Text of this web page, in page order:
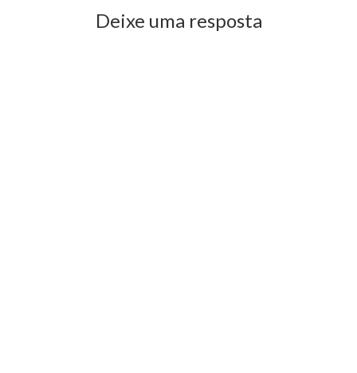
Deixe uma resposta